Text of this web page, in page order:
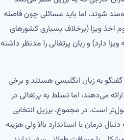
شوند، اما باید مسائلی چون فاصله
اخذ ویزا (برخلاف بسیاری کشورهای
ویزا دارد) و زبان پرتغالی را مدنظر داشته
گفتگو به زبان انگلیسی هستند و برخی
می‌دهند، اما تسلط به پرتغالی در
است. در مجموع، برزیل انتخابی
درمان با استاندارد بالا ولی هزینه